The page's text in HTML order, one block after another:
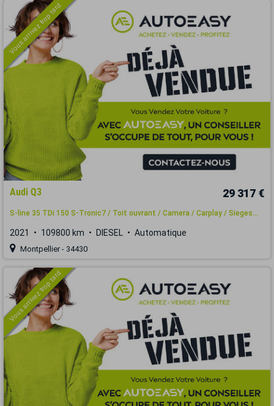
Vous arrivez trop tard
Audi Q3 29 317 €
S-line 35 TDi 150 S-Tronic7 / Toit ouvrant / Camera / Carplay / Sieges...
2021 109800 km DIESEL Automatique
Montpellier - 34430
Vous arrivez trop tard